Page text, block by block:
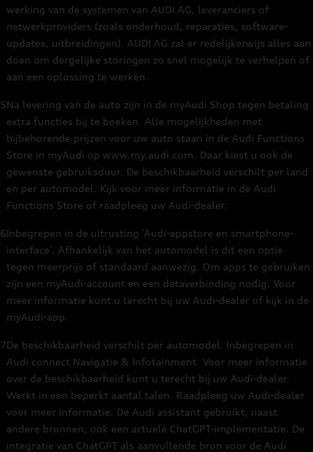
werking van de systemen van AUDI AG, leveranciers of
netwerkproviders (zoals onderhoud, reparaties, software-
updates, uitbreidingen). AUDI AG zal er redelijkerwijs alles aan
doen om dergelijke storingen zo snel mogelijk te verhelpen of
aan een oplossing te werken.
5Na levering van de auto zijn in de myAudi Shop tegen betaling
extra functies bij te boeken. Alle mogelijkheden met
bijbehorende prijzen voor uw auto staan in de Audi Functions
Store in myAudi op www.my.audi.com. Daar kiest u ook de
gewenste gebruiksduur. De beschikbaarheid verschilt per land
en per automodel. Kijk voor meer informatie in de Audi
Functions Store of raadpleeg uw Audi-dealer.
6Inbegrepen in de uitrusting ‘Audi-appstore en smartphone-
interface’. Afhankelijk van het automodel is dit een optie
tegen meerprijs of standaard aanwezig. Om apps te gebruiken
zijn een myAudi-account en een dataverbinding nodig. Voor
meer informatie kunt u terecht bij uw Audi-dealer of kijk in de
myAudi-app.
7De beschikbaarheid verschilt per automodel. Inbegrepen in
Audi connect Navigatie & Infotainment. Voor meer informatie
over de beschikbaarheid kunt u terecht bij uw Audi-dealer.
Werkt in een beperkt aantal talen. Raadpleeg uw Audi-dealer
voor meer informatie. De Audi assistant gebruikt, naast
andere bronnen, ook een actuele ChatGPT-implementatie. De
integratie van ChatGPT als aanvullende bron voor de Audi